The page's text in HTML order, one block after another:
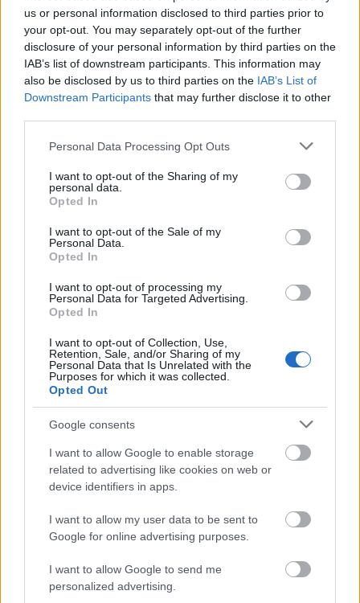
us or personal information disclosed to third parties prior to
your opt-out. You may separately opt-out of the further
disclosure of your personal information by third parties on the
IAB’s list of downstream participants. This information may
also be disclosed by us to third parties on the IAB’s List of
Downstream Participants that may further disclose it to other
Please note that this website/app uses one or more Google
not limited to your visit or usage behaviour. You may click to
grant or deny consent to Google and its third-party tags to
use your data for below specified purposes in below Google
consent section.
Personal Data Processing Opt Outs
I want to opt-out of the Sharing of my
personal data.
Opted In
I want to opt-out of the Sale of my
Personal Data.
Opted In
I want to opt-out of processing my
Personal Data for Targeted Advertising.
Opted In
I want to opt-out of Collection, Use,
Retention, Sale, and/or Sharing of my
Personal Data that Is Unrelated with the
Purposes for which it was collected.
Opted Out
Google consents
I want to allow Google to enable storage
related to advertising like cookies on web or
device identifiers in apps.
I want to allow my user data to be sent to
Google for online advertising purposes.
I want to allow Google to send me
personalized advertising.
Přihlaste se k odběru našeho
newsletteru
NEJČTĚNĚJŠÍ
Poziti
test
fluor,
aneb
jak se
závod
prom
ěnil
2
světa
v
biatlo
start
na
olym
je ale
reáln
tréni
nk
techn
Sandr
a
Schüt
otevř
eně o
přípr
avě
české
kovýc
h
Favori
té